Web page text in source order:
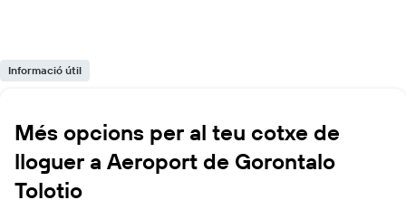
Informació útil
Més opcions per al teu cotxe de
lloguer a Aeroport de Gorontalo
Tolotio